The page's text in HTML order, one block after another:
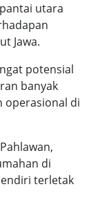
utara
Jawa.
potensial
banyak
operasional di
di
terletak